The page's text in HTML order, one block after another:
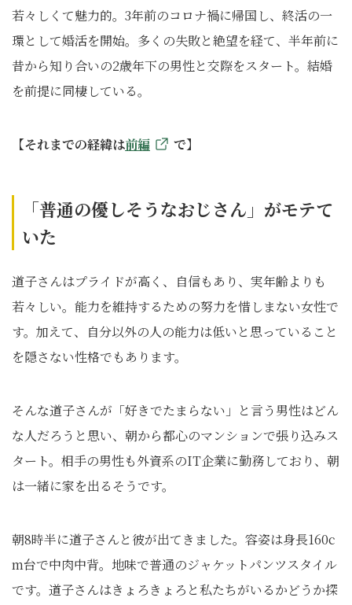
若々しくて魅力的。3年前のコロナ禍に帰国し、終活の一
環として婚活を開始。多くの失敗と絶望を経て、半年前に
昔から知り合いの2歳年下の男性と交際をスタート。結婚
を前提に同棲している。
【それまでの経緯は前編 で】
「普通の優しそうなおじさん」がモテて
いた
道子さんはプライドが高く、自信もあり、実年齢よりも
若々しい。能力を維持するための努力を惜しまない女性で
す。加えて、自分以外の人の能力は低いと思っていること
を隠さない性格でもあります。
そんな道子さんが「好きでたまらない」と言う男性はどん
な人だろうと思い、朝から都心のマンションで張り込みス
タート。相手の男性も外資系のIT企業に勤務しており、朝
は一緒に家を出るそうです。
朝8時半に道子さんと彼が出てきました。容姿は身長160c
m台で中肉中背。地味で普通のジャケットパンツスタイル
です。道子さんはきょろきょろと私たちがいるかどうか探